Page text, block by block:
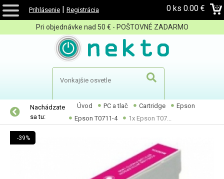
Prihlásenie | Registrácia 0 ks 0.00 €
Pri objednávke nad 50 € - POŠTOVNÉ ZADARMO
Nachádzate
sa tu:
Úvod PC a tlač Cartridge
Epson
Epson T0711-4
1x Epson T07...
-39%